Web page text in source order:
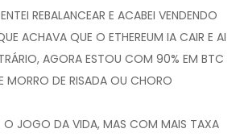
REBALANCEAR E ACABEI VENDENDO
ACHAVA QUE O ETHEREUM IA CAIR E AI
AGORA ESTOU COM 90% EM BTC
MORRO DE RISADA OU CHORO
O JOGO DA VIDA, MAS COM MAIS TAXA